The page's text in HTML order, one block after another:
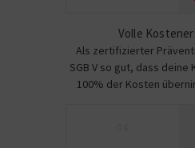
Volle
Als zertifizierter
SGB V so gut, dass deine
100% der Kosten